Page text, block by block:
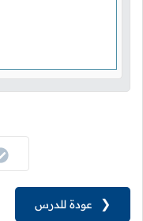
❮ عودة للدرس